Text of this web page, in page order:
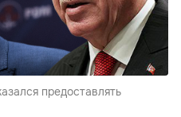
предоставлять